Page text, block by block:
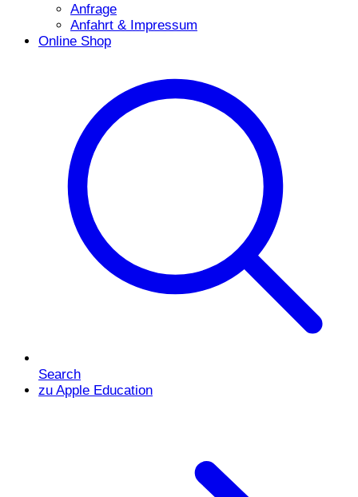
Anfrage
Anfahrt & Impressum
Online Shop
Search
zu Apple Education